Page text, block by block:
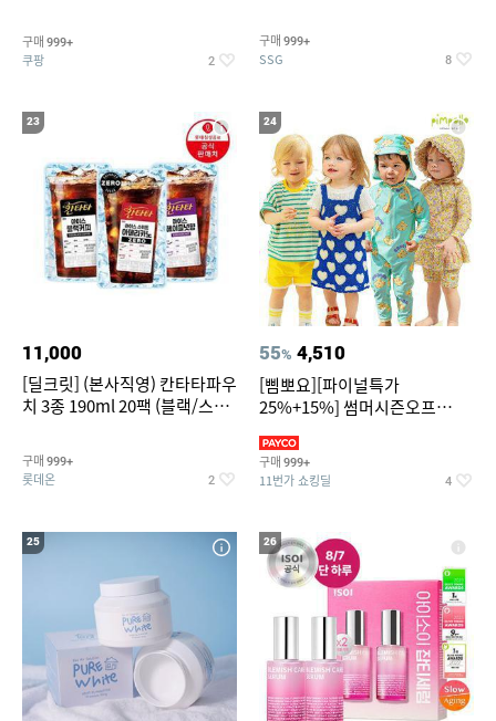
구매 999+
쿠팡 2
구매 999+
SSG 8
23
11,000
[딜크릿] (본사직영) 칸타타파우
치 3종 190ml 20팩 (블랙/스위
구매 999+
롯데온 2
24
55% 4,510
[삠뽀요][파이널특가
25%+15%] 썸머시즌오프
영복/티셔츠/
구매 999+
11번가 쇼킹딜 4
25 26